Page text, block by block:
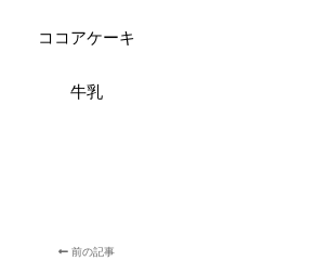
ココアケーキ
牛乳
前の記事